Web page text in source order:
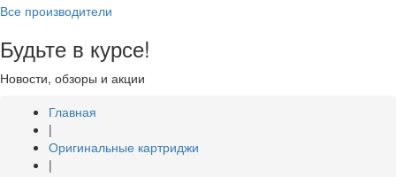
Все производители
Будьте в курсе!
Новости, обзоры и акции
Главная
|
Оригинальные картриджи
|